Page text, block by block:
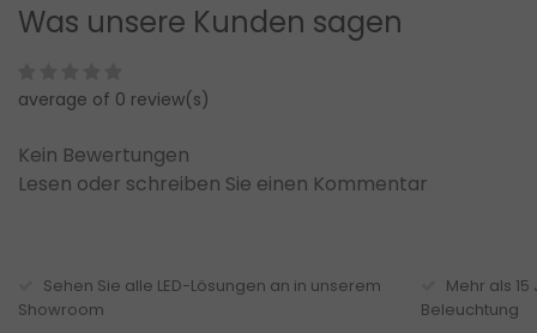
Was unsere Kunden sagen
average of 0 review(s)
Kein Bewertungen
Lesen oder schreiben Sie einen Kommentar
Sehen Sie alle LED-Lösungen an in unserem
Showroom
Mehr als
Beleuchtung